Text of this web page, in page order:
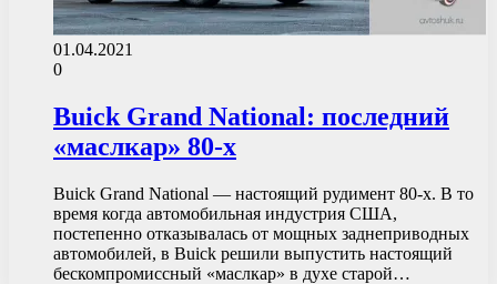
01.04.2021
0
Buick Grand National: последний
«маслкар» 80-х
Buick Grand National — настоящий рудимент 80-х. В то
время когда автомобильная индустрия США,
постепенно отказывалась от мощных заднеприводных
автомобилей, в Buick решили выпустить настоящий
бескомпромиссный «маслкар» в духе старой…